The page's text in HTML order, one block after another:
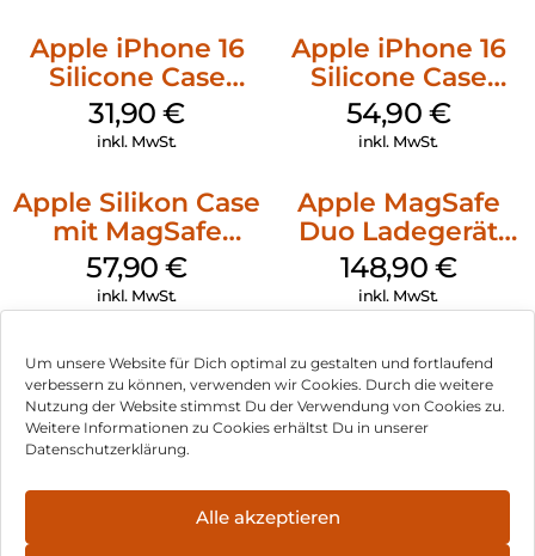
Um unsere Website für Dich optimal zu gestalten und fortlaufend
verbessern zu können, verwenden wir Cookies. Durch die weitere
Nutzung der Website stimmst Du der Verwendung von Cookies zu.
Weitere Informationen zu Cookies erhältst Du in unserer
Datenschutzerklärung.
Alle akzeptieren
Apple iPhone 16
Silicone Case
MagSafe Fuchsia
31,90€
inkl. MwSt.
Apple iPhone 16
Silicone Case
MagSafe Black
54,90 €
inkl. MwSt.
Apple Silikon Case
mit MagSafe
iPhone 14 Pro
(PRODUCT)RED
57,90€
inkl. MwSt.
Apple MagSafe
Duo Ladegerät
Weiß
148,90 €
inkl. MwSt.
Impressum